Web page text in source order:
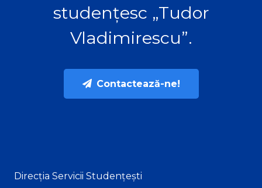
studențesc „Tudor
Vladimirescu”.
Contactează-ne!
Direcția Servicii Studențești